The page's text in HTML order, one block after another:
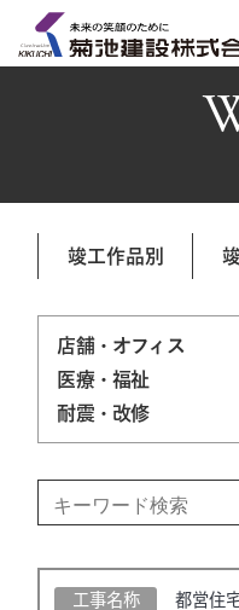
竣工作品別
店舗・オフィス
医療・福祉
耐震・改修
工事名称 都営住